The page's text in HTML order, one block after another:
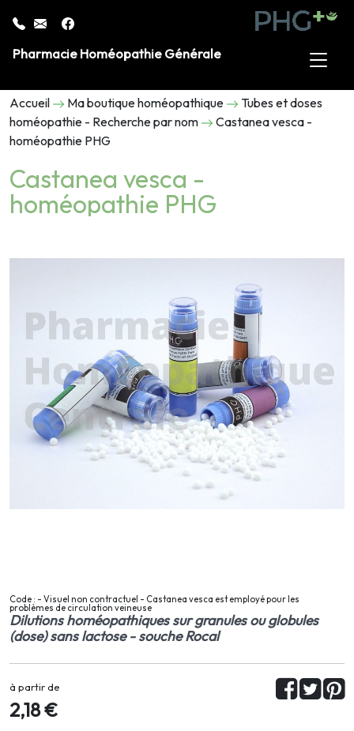
Pharmacie Homéopathie Générale
Accueil Ma boutique homéopathique
Tubes et doses
homéopathie - Recherche par nom
Castanea vesca -
homéopathie PHG
Castanea vesca -
homéopathie PHG
Code : - Visuel non contractuel - Castanea vesca est employé pour les
problèmes de circulation veineuse
Dilutions homéopathiques sur granules ou globules
(dose) sans lactose - souche Rocal
à partir de
2,18 €